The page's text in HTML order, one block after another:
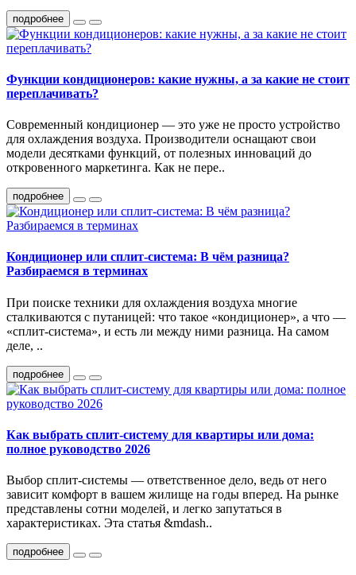
подробнее
Функции кондиционеров: какие нужны, а за какие не стоит
переплачивать?
Современный кондиционер — это уже не просто устройство
для охлаждения воздуха. Производители оснащают свои
модели десятками функций, от полезных инноваций до
откровенного маркетинга. Как не пере..
подробнее
Кондиционер или сплит-система: В чём разница?
Разбираемся в терминах
При поиске техники для охлаждения воздуха многие
сталкиваются с путаницей: что такое «кондиционер», а что —
«сплит-система», и есть ли между ними разница. На самом
деле, ..
подробнее
Как выбрать сплит-систему для квартиры или дома:
полное руководство 2026
Выбор сплит-системы — ответственное дело, ведь от него
зависит комфорт в вашем жилище на годы вперед. На рынке
представлены сотни моделей, и легко запутаться в
характеристиках. Эта статья &mdash..
подробнее